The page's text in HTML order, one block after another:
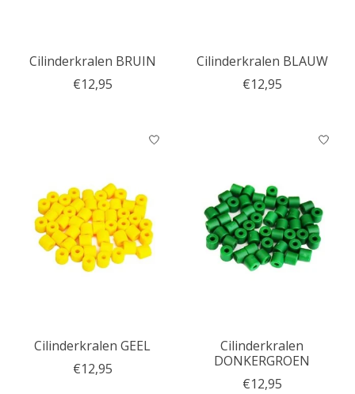
Cilinderkralen BRUIN
€12,95
Cilinderkralen BLAUW
€12,95
Cilinderkralen GEEL
€12,95
Cilinderkralen
DONKERGROEN
€12,95